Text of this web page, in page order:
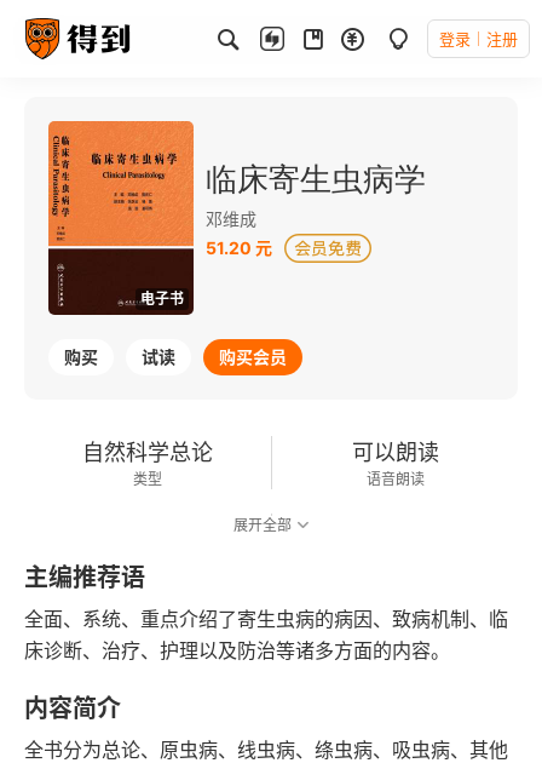
登录 注册
电子书
临床寄生虫病学
邓维成
51.20 元
购买 试读 购买会员
自然科学总论
类型
可以朗读
语音朗读
展开全部
主编推荐语
全面、系统、重点介绍了寄生虫病的病因、致病机制、临
床诊断、治疗、护理以及防治等诸多方面的内容。
内容简介
全书分为总论、原虫病、线虫病、绦虫病、吸虫病、其他